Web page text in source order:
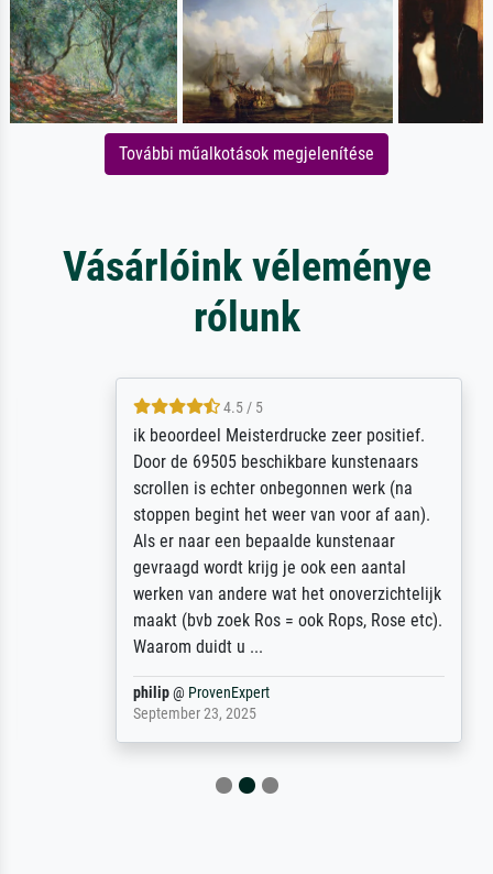
További műalkotások megjelenítése
Vásárlóink véleménye
rólunk
4.5 / 5
ik beoordeel Meisterdrucke zeer positief.
Door de 69505 beschikbare kunstenaars
scrollen is echter onbegonnen werk (na
stoppen begint het weer van voor af aan).
Als er naar een bepaalde kunstenaar
gevraagd wordt krijg je ook een aantal
werken van andere wat het onoverzichtelijk
maakt (bvb zoek Ros = ook Rops, Rose etc).
Waarom duidt u ...
@ProvenExpert
September 23, 2025